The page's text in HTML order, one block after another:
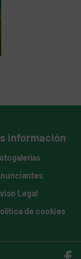
información
Legal
de cookies